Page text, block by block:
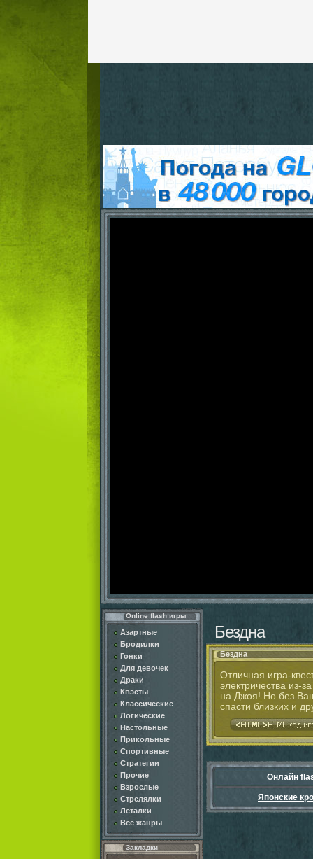
Online flash игры
Азартные
Бродилки
Гонки
Для девочек
Драки
Квэсты
Классические
Логические
Настольные
Прикольные
Спортивные
Стратегии
Прочие
Взрослые
Стрелялки
Леталки
Все жанры
Закладки
Бездна
Бездна
Отличная игра-
электричества из-
на Джоя! Но без
спасти близких и
Онлайн
Японские